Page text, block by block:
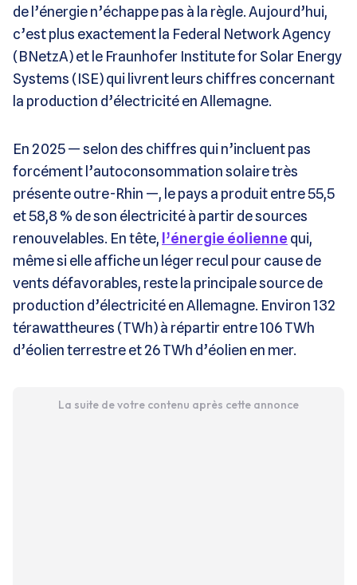
de l’énergie n’échappe pas à la règle. Aujourd’hui,
c’est plus exactement la Federal Network Agency
(BNetzA) et le Fraunhofer Institute for Solar Energy
Systems (ISE) qui livrent leurs chiffres concernant
la production d’électricité en Allemagne.
En 2025 — selon des chiffres qui n’incluent pas
forcément l’autoconsommation solaire très
présente outre-Rhin —, le pays a produit entre 55,5
et 58,8 % de son électricité à partir de sources
renouvelables. En tête, l’énergie éolienne qui,
même si elle affiche un léger recul pour cause de
vents défavorables, reste la principale source de
production d’électricité en Allemagne. Environ 132
térawattheures (TWh) à répartir entre 106 TWh
d’éolien terrestre et 26 TWh d’éolien en mer.
La suite de votre contenu après cette annonce